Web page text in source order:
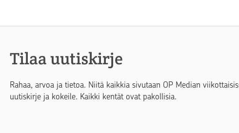
Tilaa uutiskirje
Rahaa, arvoa ja tietoa. Niitä kaikkia sivutaan OP Median
uutiskirje ja kokeile. Kaikki kentät ovat pakollisia.